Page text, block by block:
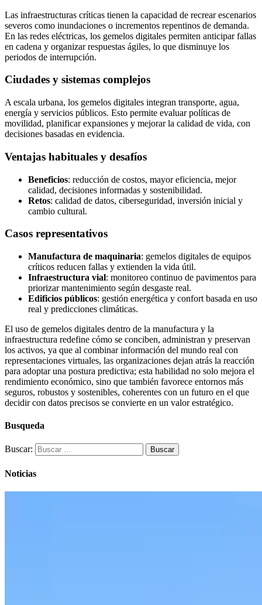
Las infraestructuras críticas tienen la capacidad de recrear escenarios
severos como inundaciones o incrementos repentinos de demanda.
En las redes eléctricas, los gemelos digitales permiten anticipar fallas
en cadena y organizar respuestas ágiles, lo que disminuye los
periodos de interrupción.
Ciudades y sistemas complejos
A escala urbana, los gemelos digitales integran transporte, agua,
energía y servicios públicos. Esto permite evaluar políticas de
movilidad, planificar expansiones y mejorar la calidad de vida, con
decisiones basadas en evidencia.
Ventajas habituales y desafíos
Beneficios: reducción de costos, mayor eficiencia, mejor
calidad, decisiones informadas y sostenibilidad.
Retos: calidad de datos, ciberseguridad, inversión inicial y
cambio cultural.
Casos representativos
Manufactura de maquinaria: gemelos digitales de equipos
críticos reducen fallas y extienden la vida útil.
Infraestructura vial: monitoreo continuo de pavimentos para
priorizar mantenimiento según desgaste real.
Edificios públicos: gestión energética y confort basada en uso
real y predicciones climáticas.
El uso de gemelos digitales dentro de la manufactura y la
infraestructura redefine cómo se conciben, administran y preservan
los activos, ya que al combinar información del mundo real con
representaciones virtuales, las organizaciones dejan atrás la reacción
para adoptar una postura predictiva; esta habilidad no solo mejora el
rendimiento económico, sino que también favorece entornos más
seguros, robustos y sostenibles, coherentes con un futuro en el que
decidir con datos precisos se convierte en un valor estratégico.
Busqueda
Buscar:
Noticias